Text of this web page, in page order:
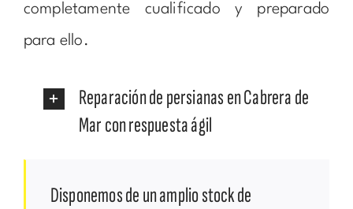
completamente cualificado y preparado
para ello.
Reparación de persianas en Cabrera de
Mar con respuesta ágil
Disponemos de un amplio stock de